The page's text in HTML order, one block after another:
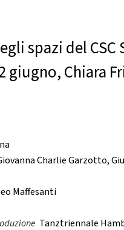
spazi del CSC
giugno, Chiara
Charlie Garzotto,
Maffesanti
Tanztriennale